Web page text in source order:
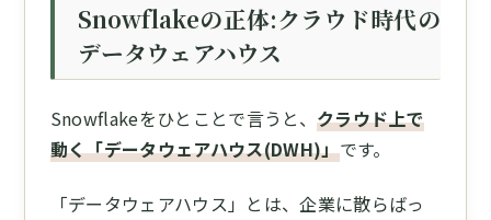
Snowflakeの正体:クラウド時代の
データウェアハウス
Snowflakeをひとことで言うと、 クラウド上で
動く「データウェアハウス(DWH)」です。
「データウェアハウス」とは、企業に散らばっ